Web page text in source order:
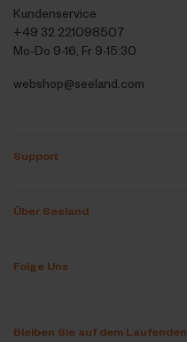
Kundenservice
+49 32 221098507
Mo-Do 9-16, Fr 9-15:30
webshop@seeland.com
Support
Über Seeland
Folge Uns
Bleiben Sie auf dem Laufenden